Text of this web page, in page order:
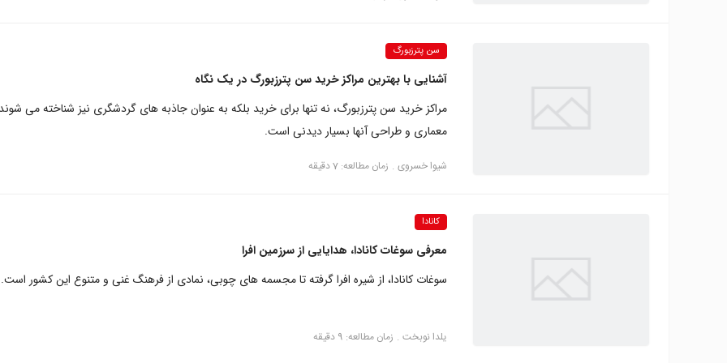
سن پترزبورگ
آشنایی با بهترین مراکز خرید سن پترزبورگ در یک نگاه
مراکز خرید سن پترزبورگ، نه تنها برای خرید بلکه به عنوان جاذبه های گردشگری نیز شناخته می
معماری و طراحی آنها بسیار دیدنی است.
شیوا خسروی زمان مطالعه: 7 دقیقه
کانادا
معرفی سوغات کانادا، هدایایی از سرزمین افرا
سوغات کانادا، از شیره افرا گرفته تا مجسمه های چوبی، نمادی از فرهنگ غنی و متنوع این کشور است.
یلدا نوبخت زمان مطالعه: 9 دقیقه